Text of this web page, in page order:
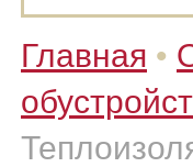
Главная •